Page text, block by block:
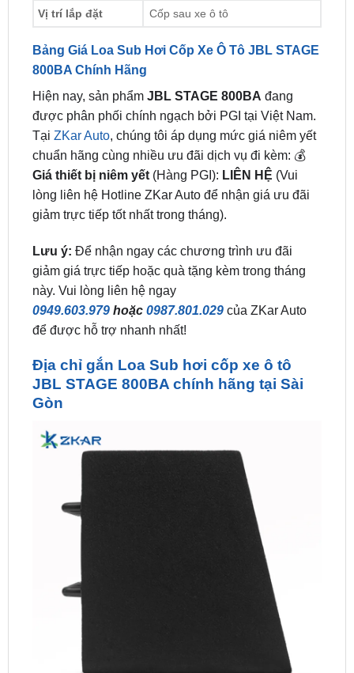
Bảng Giá Loa Sub Hơi Cốp Xe Ô Tô JBL STAGE
Hiện nay, sản phẩm JBL STAGE 800BAđang
được phân phối chính ngạch bởi PGI tại Việt Nam.
TạiZKar Auto , chúng tôi áp dụng mức giá niêm yết
chuẩn hãng cùng nhiều ưu đãi dịch vụ đi kèm: 💰
Giá thiết bị niêm yết(Hàng PGI):LIÊN HỆ(Vui
lòng liên hệ Hotline ZKar Auto để nhận giá ưu đãi
giảm trực tiếp tốt nhất trong tháng).
Lưu ý:Để nhận ngay các chương trình ưu đãi
này. Vui lòng liên hệ ngay
0949.603.979hoặc0987.801.029của ZKar Auto
để được hỗ trợ nhanh nhất!
Địa chỉ gắn Loa Sub hơi cốp xe ô tô
Gòn